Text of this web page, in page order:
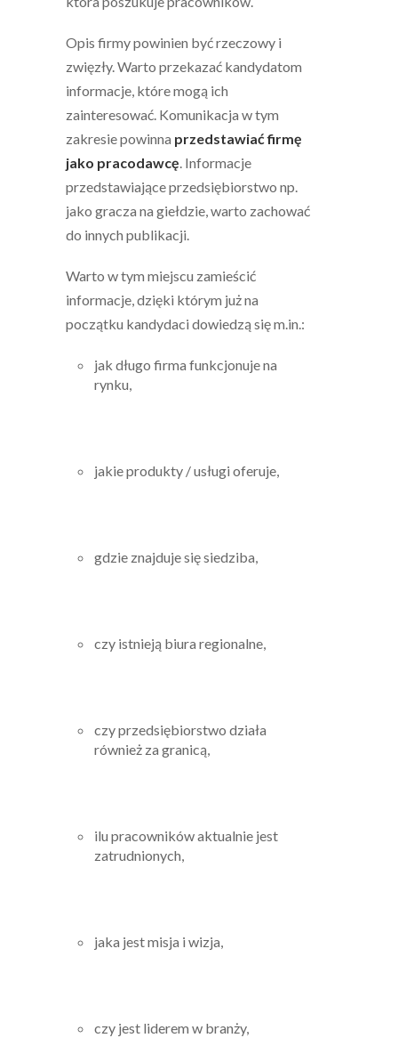
Opis firmy powinien być rzeczowy i
zwięzły. Warto przekazać kandydatom
informacje, które mogą ich
zainteresować. Komunikacja w tym
zakresie powinna przedstawiać firmę
jako pracodawcę. Informacje
przedstawiające przedsiębiorstwo np.
jako gracza na giełdzie, warto zachować
do innych publikacji.
Warto w tym miejscu zamieścić
informacje, dzięki którym już na
początku kandydaci dowiedzą się m.in.:
jak długo firma funkcjonuje na
rynku,
jakie produkty / usługi oferuje,
gdzie znajduje się siedziba,
czy istnieją biura regionalne,
czy przedsiębiorstwo działa
również za granicą,
ilu pracowników aktualnie jest
zatrudnionych,
jaka jest misja i wizja,
czy jest liderem w branży,